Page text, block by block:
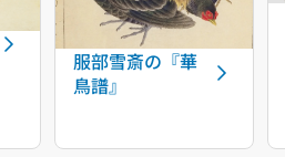
服部雪斎の『華
鳥譜』